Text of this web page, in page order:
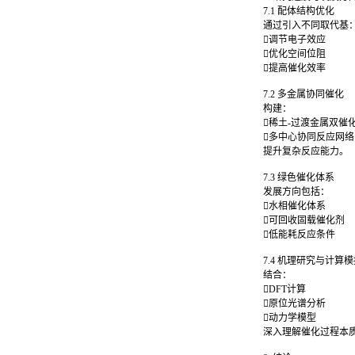
7.1 配体结构优化
通过引入不同取代基：
调节电子效应
优化空间位阻
提高催化效率
7.2 多金属协同催化
构建：
稀土-过渡金属双催
多中心协同反应网络
提升复杂反应能力。
7.3 绿色催化体系
发展方向包括：
水相催化体系
可回收固载催化剂
低能耗反应条件
7.4 机理研究与计算
结合：
DFT计算
原位光谱分析
动力学模型
深入理解催化过程本质